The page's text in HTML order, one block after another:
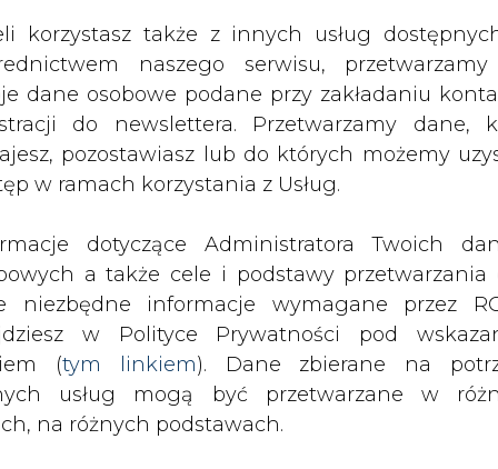
korzystasz także z innych usług
naszego serwisu,
dane osobowe podane przy zakładaniu
do newslettera. Przetwarzamy dane,
pozostawiasz lub do których możemy
w ramach korzystania z Usług.
dotyczące Administratora Twoich
a także cele i podstawy przetwarzania
niezbędne informacje wymagane przez
w Polityce Prywatności pod
(tym linkiem). Dane zbierane na
usług mogą być przetwarzane w
na różnych podstawach.
drukuj skomentuj udostępnij:
na max. 10 mld zł
dwie umowy, na mocy których
na maksymalną kwotę 10
przeznaczyć przede wszystkim na